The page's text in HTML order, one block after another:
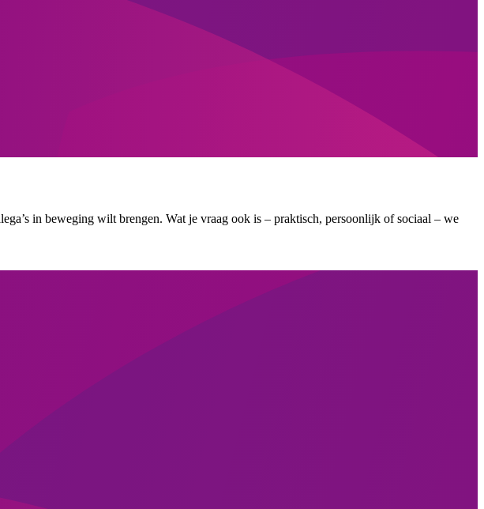
in beweging wilt brengen. Wat je vraag ook is – praktisch, persoonlijk of sociaal – we